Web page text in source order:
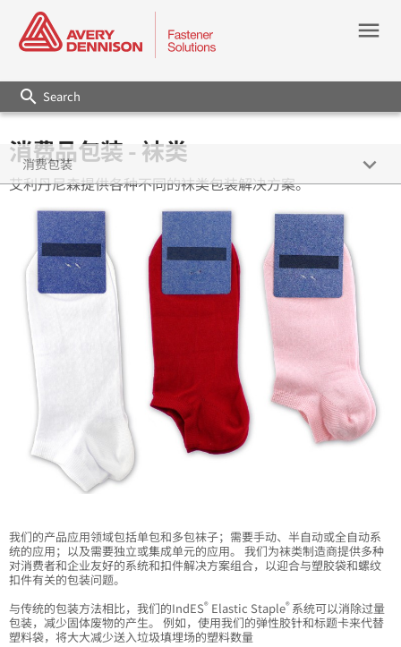
menu
search
消费品包装 - 袜类
艾利丹尼森提供各种不同的袜类包装解决方案。
我们的产品应用领域包括单包和多包袜子；需要手动、半自动或全自动系
统的应用；以及需要独立或集成单元的应用。 我们为袜类制造商提供多种
对消费者和企业友好的系统和扣件解决方案组合，以迎合与塑胶袋和螺纹
扣件有关的包装问题。
与传统的包装方法相比，我们的IndES® Elastic Staple® 系统可以消除过量
包装，减少固体废物的产生。 例如，使用我们的弹性胶针和标题卡来代替
塑料袋，将大大减少送入垃圾填埋场的塑料数量
消费包装 keyboard_arrow_down
家居用品
袜类